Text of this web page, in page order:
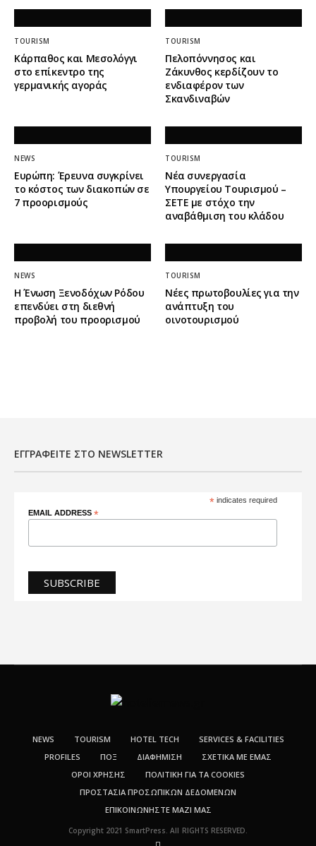
TOURISM
Κάρπαθος και Μεσολόγγι
στο επίκεντρο της
γερμανικής αγοράς
TOURISM
Πελοπόννησος και
Ζάκυνθος κερδίζουν το
ενδιαφέρον των
Σκανδιναβών
NEWS
Ευρώπη: Έρευνα συγκρίνει
το κόστος των διακοπών σε
7 προορισμούς
TOURISM
Νέα συνεργασία
Υπουργείου Τουρισμού –
ΣΕΤΕ με στόχο την
αναβάθμιση του κλάδου
NEWS
Η Ένωση Ξενοδόχων Ρόδου
επενδύει στη διεθνή
προβολή του προορισμού
TOURISM
Νέες πρωτοβουλίες για την
ανάπτυξη του
οινοτουρισμού
ΕΓΓΡΑΦΕΊΤΕ ΣΤΟ NEWSLETTER
* indicates required
EMAIL ADDRESS *
NEWS TOURISM HOTEL TECH
SERVICES & FACILITIES
PROFILES
ΠΟΞ ΔΙΑΦΗΜΙΣΗ
ΣΧΕΤΙΚΆ ΜΕ ΕΜΆΣ
ΌΡΟΙ ΧΡΉΣΗΣ
ΠΟΛΙΤΙΚΉ ΓΙΑ ΤΑ COOKIES
ΠΡΟΣΤΑΣΊΑ ΠΡΟΣΩΠΙΚΏΝ ΔΕΔΟΜΈΝΩΝ
ΕΠΙΚΟΙΝΩΝΉΣΤΕ ΜΑΖΊ ΜΑΣ
Copyright 2021 SmartPress. All RIGHTS RESERVED.